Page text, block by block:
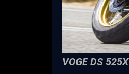
VOGE DS 525X